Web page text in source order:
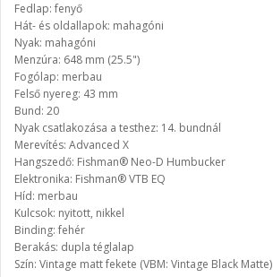
Fedlap: fenyő
Hát- és oldallapok: mahagóni
Nyak: mahagóni
Menzúra: 648 mm (25.5")
Fogólap: merbau
Felső nyereg: 43 mm
Bund: 20
Nyak csatlakozása a testhez: 14. bundnál
Merevítés: Advanced X
Hangszedő: Fishman® Neo-D Humbucker
Elektronika: Fishman® VTB EQ
Híd: merbau
Kulcsok: nyitott, nikkel
Binding: fehér
Berakás: dupla téglalap
Szín: Vintage matt fekete (VBM: Vintage Black Matte)